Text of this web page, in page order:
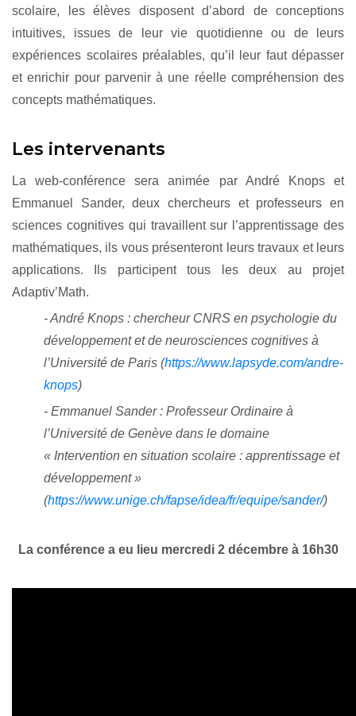
scolaire, les élèves disposent d’abord de conceptions
intuitives, issues de leur vie quotidienne ou de leurs
expériences scolaires préalables, qu’il leur faut dépasser
et enrichir pour parvenir à une réelle compréhension des
concepts mathématiques.
Les intervenants
La web-conférence sera animée par André Knops et
Emmanuel Sander, deux chercheurs et professeurs en
sciences cognitives qui travaillent sur l’apprentissage des
mathématiques, ils vous présenteront leurs travaux et leurs
applications. Ils participent tous les deux au projet
Adaptiv’Math.
- André Knops : chercheur CNRS en psychologie du
développement et de neurosciences cognitives à
l’Université de Paris (https://www.lapsyde.com/andre-
knops)
- Emmanuel Sander : Professeur Ordinaire à
l’Université de Genève dans le domaine
« Intervention en situation scolaire : apprentissage et
développement »
(https://www.unige.ch/fapse/idea/fr/equipe/sander/)
La conférence a eu lieu mercredi 2 décembre à 16h30